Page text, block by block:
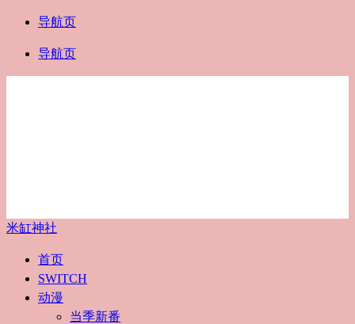
导航页
导航页
米缸神社
首页
SWITCH
动漫
当季新番